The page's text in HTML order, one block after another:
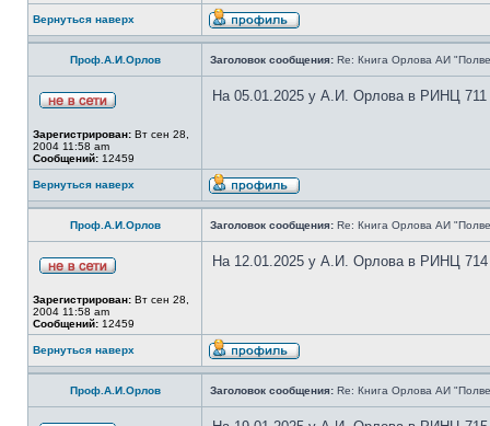
Вернуться наверх
Проф.А.И.Орлов Заголовок сообщения: Re: Книга Орлова АИ
Зарегистрирован: Вт сен 28,
2004 11:58 am
Сообщений: 12459
На 05.01.2025 у А.И. Орлова в РИНЦ 711
Вернуться наверх
Проф.А.И.Орлов Заголовок сообщения: Re: Книга Орлова АИ
Зарегистрирован: Вт сен 28,
2004 11:58 am
Сообщений: 12459
На 12.01.2025 у А.И. Орлова в РИНЦ 714
Вернуться наверх
Проф.А.И.Орлов Заголовок сообщения: Re: Книга Орлова АИ